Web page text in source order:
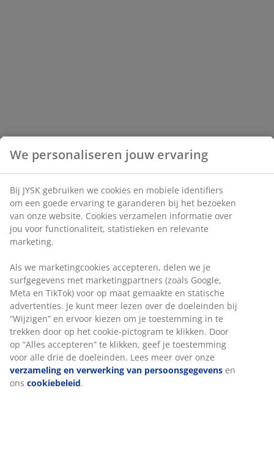
We personaliseren jouw ervaring
Bij JYSK gebruiken we cookies en mobiele identifiers
om een goede ervaring te garanderen bij het bezoeken
van onze website. Cookies verzamelen informatie over
jou voor functionaliteit, statistieken en relevante
marketing.
Als we marketingcookies accepteren, delen we je
surfgegevens met marketingpartners (zoals Google,
Meta en TikTok) voor op maat gemaakte en statische
advertenties. Je kunt meer lezen over de doeleinden bij
“Wijzigen” en ervoor kiezen om je toestemming in te
trekken door op het cookie-pictogram te klikken. Door
op “Alles accepteren” te klikken, geef je toestemming
voor alle drie de doeleinden. Lees meer over onze
verzameling en verwerking van persoonsgegevens en
ons cookiebeleid.